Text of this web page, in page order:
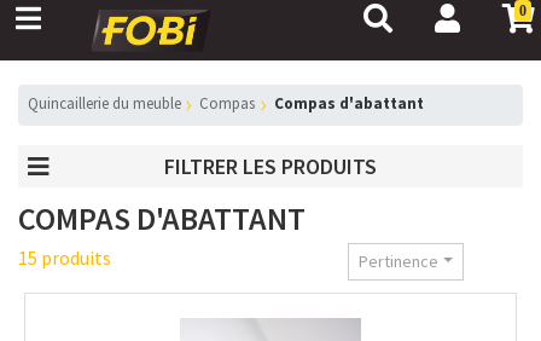
0
Quincaillerie du meuble Compas Compas d'abattant
FILTRER LES PRODUITS
COMPAS D'ABATTANT
15 produits Pertinence